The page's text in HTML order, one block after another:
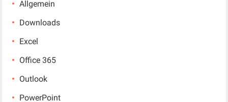
Allgemein
Downloads
Excel
Office 365
Outlook
PowerPoint